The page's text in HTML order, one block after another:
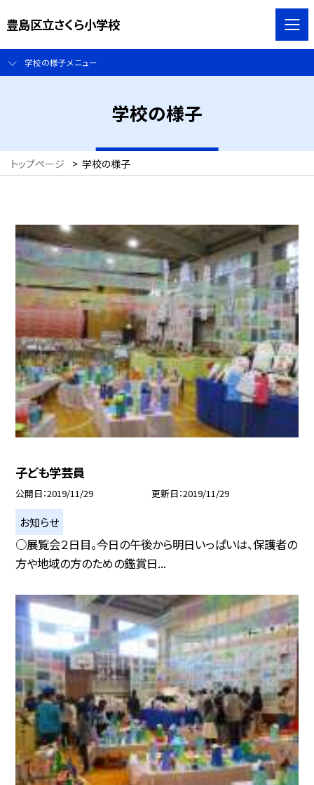
豊島区立さくら小学校
学校の様子メニュー
学校の様子
トップページ > 学校の様子
子ども学芸員
公開日 2019/11/29 更新日 2019/11/29
お知らせ
○展覧会２日目。今日の午後から明日いっぱいは、保護者の
方や地域の方のための鑑賞日...